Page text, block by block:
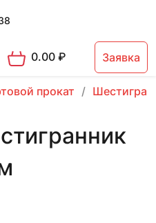
0.00₽ Заявка
прокат